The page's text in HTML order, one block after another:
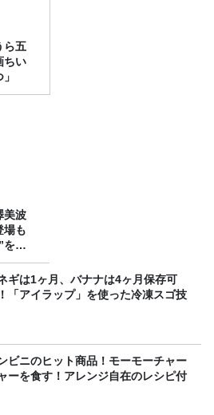
ら五
ちい
場も
を喰
ギは1ヶ月、バナナは4ヶ月保存可
「アイラップ」を使った冷凍スゴ技
ビニのヒット商品！モーモーチャー
ーを食す！アレンジ自在のレシピ付